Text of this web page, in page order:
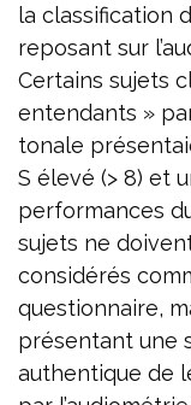
la classification
reposant sur
Certains sujets
entendants »
tonale
S élevé (> 8) et
performances
sujets ne
considérés
questionnaire,
présentant une
authentique de